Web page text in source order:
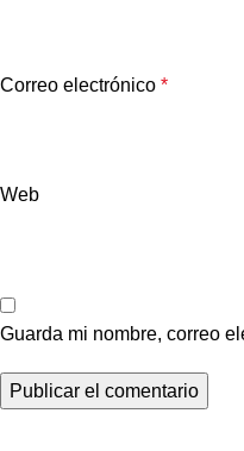
Correo electrónico *
Web
Guarda mi nombre, correo